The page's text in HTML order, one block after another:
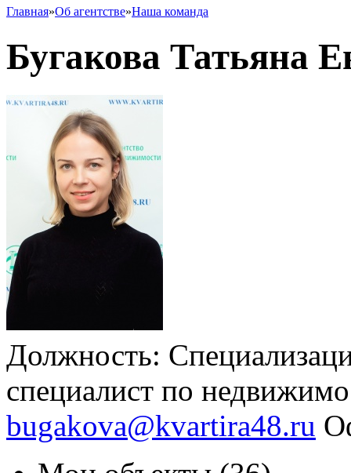
Главная»Об агентстве»Наша команда
Бугакова Татьяна
Должность:
специалист по
bugakova@kvartira48.ru